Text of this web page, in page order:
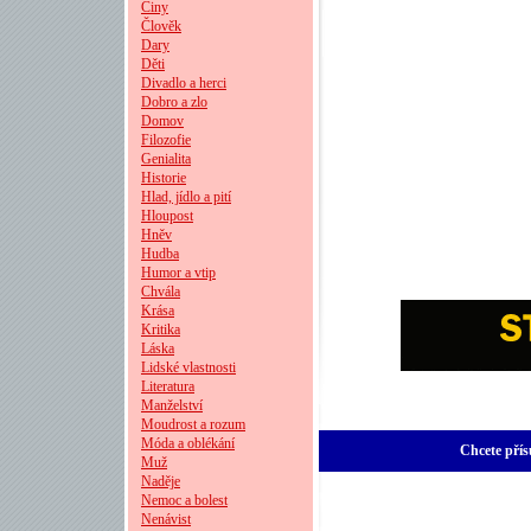
Činy
Člověk
Dary
Děti
Divadlo a herci
Dobro a zlo
Domov
Filozofie
Genialita
Historie
Hlad, jídlo a pití
Hloupost
Hněv
Hudba
Humor a vtip
Chvála
Krása
Kritika
Láska
Lidské vlastnosti
Literatura
Manželství
Moudrost a rozum
Móda a oblékání
Muž
Naděje
Nemoc a bolest
Nenávist
Chcete